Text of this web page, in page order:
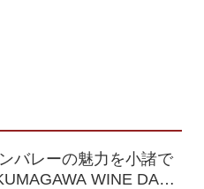
バレーの魅力を小諸で
WINE DAYS